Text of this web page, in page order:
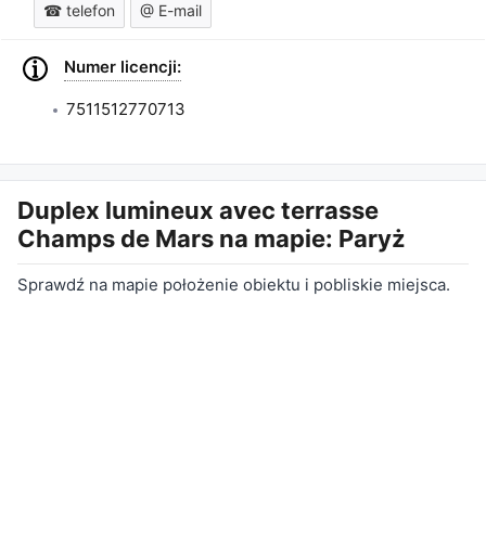
☎ telefon @ E-mail
Numer licencji:
7511512770713
Duplex lumineux avec terrasse
Champs de Mars na mapie: Paryż
Sprawdź na mapie położenie obiektu i pobliskie miejsca.